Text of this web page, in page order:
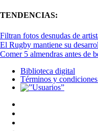
TENDENCIAS:
Filtran fotos desnudas de
El Rugby mantiene su
Comer 5 almendras antes de
Biblioteca digital
Términos y